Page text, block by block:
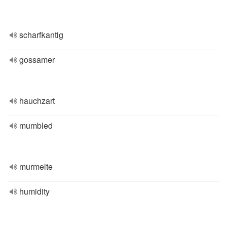
scharfkantig
gossamer
hauchzart
mumbled
murmelte
humidity